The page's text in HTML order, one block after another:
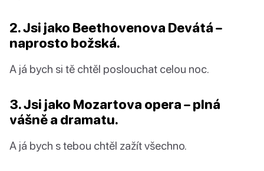
2. Jsi jako Beethovenova Devátá –
naprosto božská.
A já bych si tě chtěl poslouchat celou noc.
3. Jsi jako Mozartova opera – plná
vášně a dramatu.
A já bych s tebou chtěl zažít všechno.